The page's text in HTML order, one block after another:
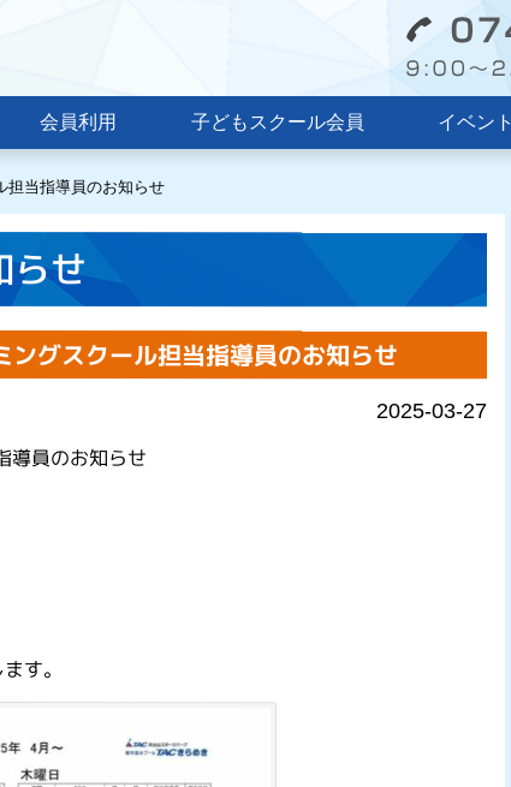
会員利用 子どもスクール会員 イベント
担当指導員のお知らせ
らせ
グスクール担当指導員のお知らせ
2025-03-27
導員のお知らせ
す。